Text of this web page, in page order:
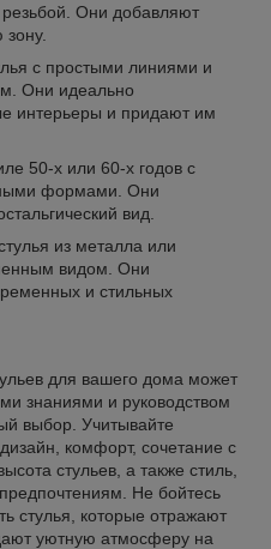
Они добавляют
с простыми линиями и
Они идеально
интерьеры и придают им
50-х или 60-х годов с
формами. Они
вид.
из металла или
видом. Они
и стильных
для вашего дома может
знаниями и руководством
выбор. Учитывайте
комфорт, сочетание с
стульев, а также стиль,
Не бойтесь
стулья, которые отражают
уютную атмосферу на